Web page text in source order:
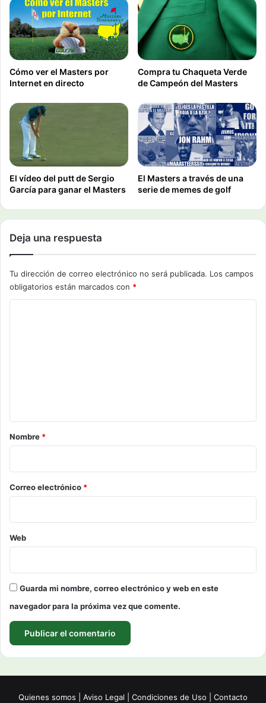
Cómo ver el Masters por
Internet en directo
Compra tu Chaqueta Verde
de Campeón del Masters
El vídeo del putt de Sergio
García para ganar el Masters
El Masters a través de una
serie de memes de golf
Deja una respuesta
Tu dirección de correo electrónico no será publicada. Los campos
obligatorios están marcados con *
r
o
*
Nombre *
Correo electrónico *
Web
Guarda mi nombre, correo electrónico y web en este
navegador para la próxima vez que comente.
Quienes somos Aviso Legal Condiciones de Uso Contacto